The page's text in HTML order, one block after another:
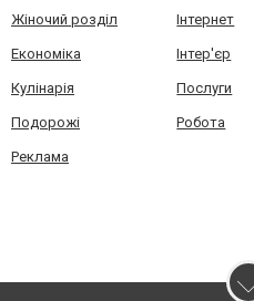
Жіночий розділ Інтернет
Економіка Інтер'єр
Кулінарія Послуги
Подорожі Робота
Реклама